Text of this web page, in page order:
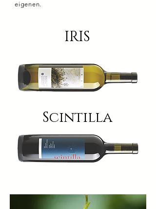
eigenen.
Scintilla
IRIS